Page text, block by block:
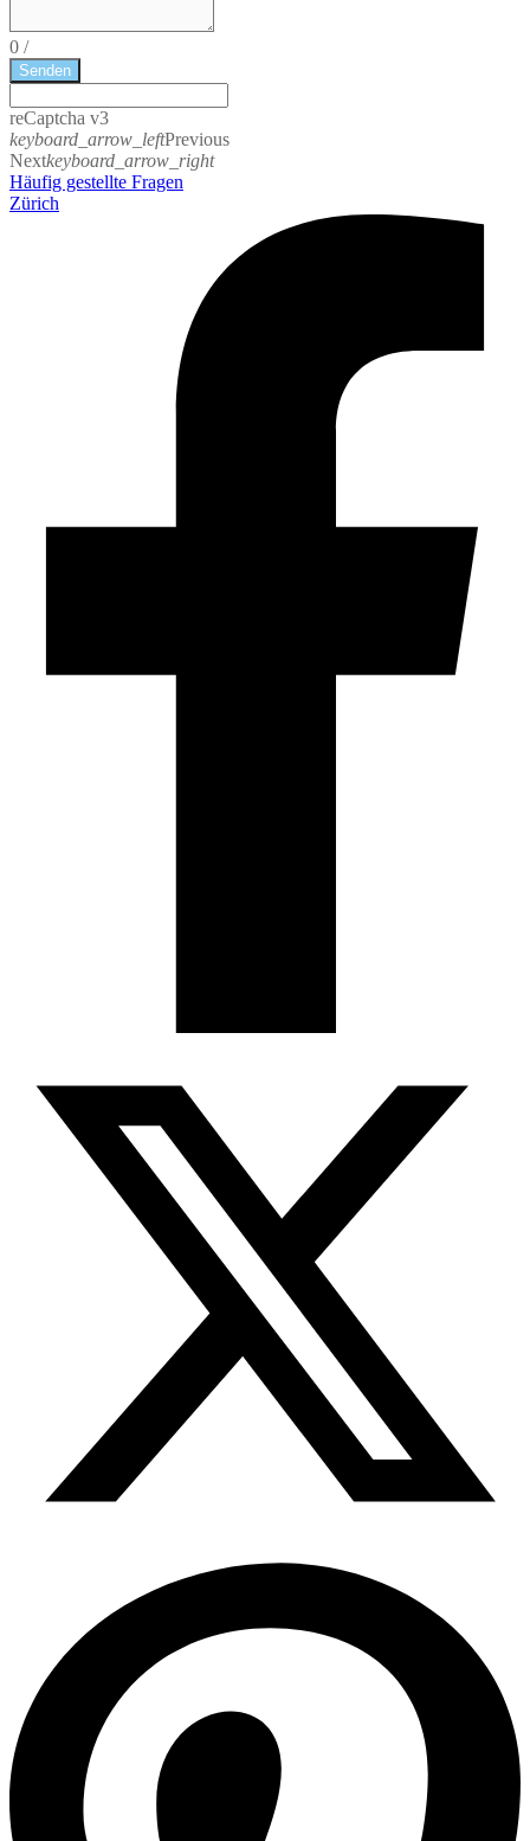
0 /
Senden
reCaptcha v3
keyboard_arrow_leftPrevious
Nextkeyboard_arrow_right
Häufig gestellte Fragen
Zürich